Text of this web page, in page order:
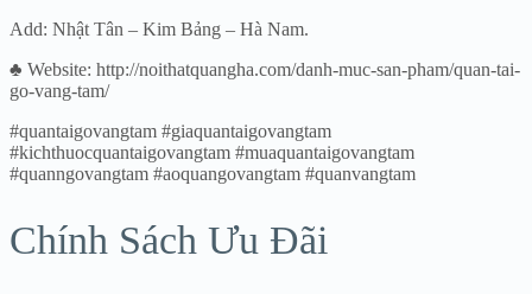
Add: Nhật Tân – Kim Bảng – Hà Nam.
♣ Website: http://noithatquangha.com/danh-muc-san-pham/quan-tai-
go-vang-tam/
#quantaigovangtam #giaquantaigovangtam
#kichthuocquantaigovangtam #muaquantaigovangtam
#quanngovangtam #aoquangovangtam #quanvangtam
Chính Sách Ưu Đãi